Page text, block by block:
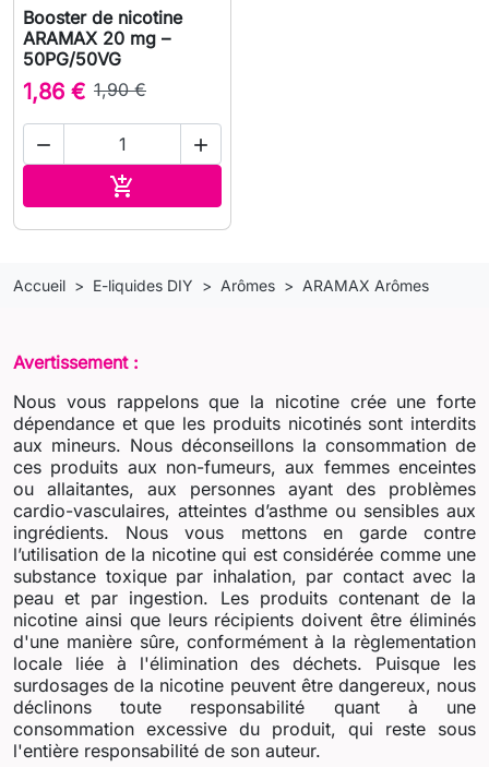
Booster de nicotine
ARAMAX 20 mg –
50PG/50VG
1,86 € 1,90 €
 

Accueil E-liquides DIY Arômes ARAMAX Arômes
Avertissement :
Nous vous rappelons que la nicotine crée une forte
dépendance et que les produits nicotinés sont interdits
aux mineurs. Nous déconseillons la consommation de
ces produits aux non-fumeurs, aux femmes enceintes
ou allaitantes, aux personnes ayant des problèmes
cardio-vasculaires, atteintes d’asthme ou sensibles aux
ingrédients. Nous vous mettons en garde contre
l’utilisation de la nicotine qui est considérée comme une
substance toxique par inhalation, par contact avec la
peau et par ingestion. Les produits contenant de la
nicotine ainsi que leurs récipients doivent être éliminés
d'une manière sûre, conformément à la règlementation
locale liée à l'élimination des déchets. Puisque les
surdosages de la nicotine peuvent être dangereux, nous
déclinons toute responsabilité quant à une
consommation excessive du produit, qui reste sous
l'entière responsabilité de son auteur.